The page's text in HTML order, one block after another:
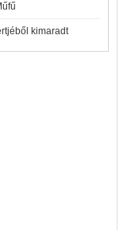
kimaradt